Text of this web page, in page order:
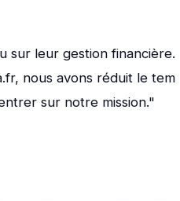
sur leur gestion financière.
nous avons réduit le tem
sur notre mission."